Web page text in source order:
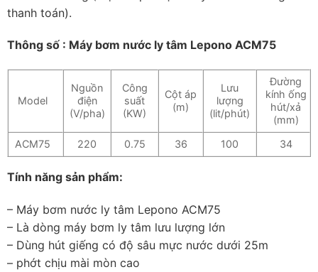
thanh toán).
Thông số : Máy bơm nước ly tâm Lepono ACM75
Model
Nguồn
điện
(V/pha)
Công
suất
(KW)
Cột áp
(m)
Lưu
lượng
(lit/phút)
Đường
kính ống
hút/xả
(mm)
ACM75
220 0.75 36 100 34
Tính năng sản phẩm:
– Máy bơm nước ly tâm Lepono ACM75
– Là dòng máy bơm ly tâm lưu lượng lớn
– Dùng hút giếng có độ sâu mực nước dưới 25m
– phớt chịu mài mòn cao